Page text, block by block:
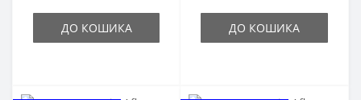
ДО КОШИКА ДО КОШИКА